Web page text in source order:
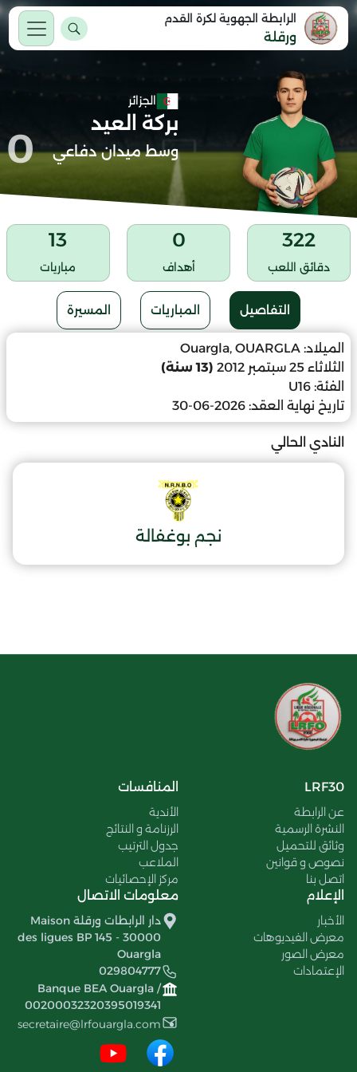
الرابطة الجهوية لكرة القدم
ورقلة
الجزائر
بركة العيد
وسط ميدان دفاعي 0
322
دقائق اللعب
0
أهداف
13
مباريات
التفاصيل المباريات المسيرة
الميلاد: Ouargla, OUARGLA
الثلاثاء 25 سبتمبر 2012
(13 سنة)
الفئة: U16
تاريخ نهاية العقد: 2026-06-30
النادي الحالي
نجم بوغفالة
LRF30
عن الرابطة
النشرة الرسمية
وثائق للتحميل
نصوص و قوانين
اتصل بنا
المنافسات
الأندية
الرزنامة و النتائج
جدول الترتيب
الملاعب
مركز الإحصائيات
الإعلام
الأخبار
معرض الفيديوهات
معرض الصور
الإعتمادات
معلومات الاتصال
دار الرابطات ورقلة Maison
des ligues BP 145 - 30000
Ouargla
029804777
Banque BEA Ouargla /
00200032320395019341
secretaire@lrfouargla.com